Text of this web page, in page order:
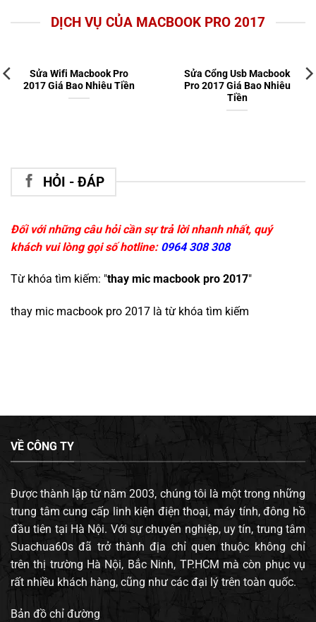
DỊCH VỤ CỦA MACBOOK PRO 2017
Sửa Wifi Macbook Pro
2017 Giá Bao Nhiêu Tiền
Sửa Cổng Usb Macbook
Pro 2017 Giá Bao Nhiêu
Tiền
HỎI - ĐÁP
Đối với những câu hỏi cần sự trả lời nhanh nhất, quý
khách vui lòng gọi số hotline: 0964 308 308
Từ khóa tìm kiếm: "thay mic macbook pro 2017"
thay mic macbook pro 2017 là từ khóa tìm kiếm
VỀ CÔNG TY
Được thành lập từ năm 2003, chúng tôi là một trong những
trung tâm cung cấp linh kiện điện thoại, máy tính, đông hồ
đầu tiên tại Hà Nội. Với sự chuyên nghiệp, uy tín, trung tâm
Suachua60s đã trở thành địa chỉ quen thuộc không chỉ
trên thị trường Hà Nội, Bắc Ninh, TP.HCM mà còn phục vụ
rất nhiều khách hàng, cũng như các đại lý trên toàn quốc.
Bản đồ chỉ đường